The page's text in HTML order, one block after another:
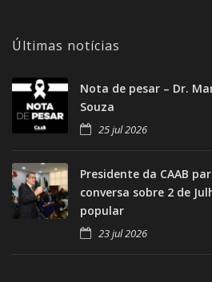
Últimas notícias
Nota de pesar – Dr.
Souza
25 jul 2026
Presidente da CAAB
conversa sobre 2 de
popular
23 jul 2026